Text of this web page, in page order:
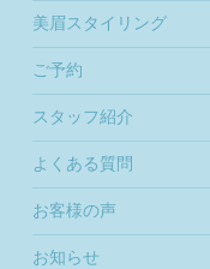
美眉スタイリング
ご予約
スタッフ紹介
よくある質問
お客様の声
お知らせ